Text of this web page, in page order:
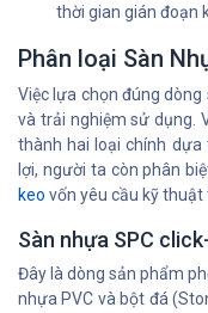
thời gian gián đoạn
Phân loại Sàn
Việc lựa chọn đúng
và trải nghiệm sử dụng.
thành hai loại chính dựa
lợi, người ta còn phân
keo vốn yêu cầu kỹ thuật
Sàn nhựa SPC
Đây là dòng sản phẩm
nhựa PVC và bột đá